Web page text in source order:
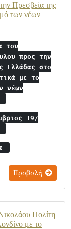
Πρεσβεία της
των νέων
του
προς την
Ελλάδας στο
με το
νέων
19/
Προβολή
Πολίτη
με το